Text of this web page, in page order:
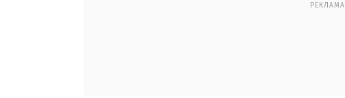
РЕКЛАМА